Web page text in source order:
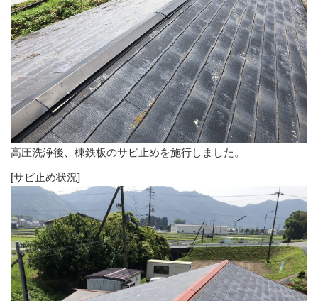
高圧洗浄後、棟鉄板のサビ止めを施行しました。
[サビ止め状況]